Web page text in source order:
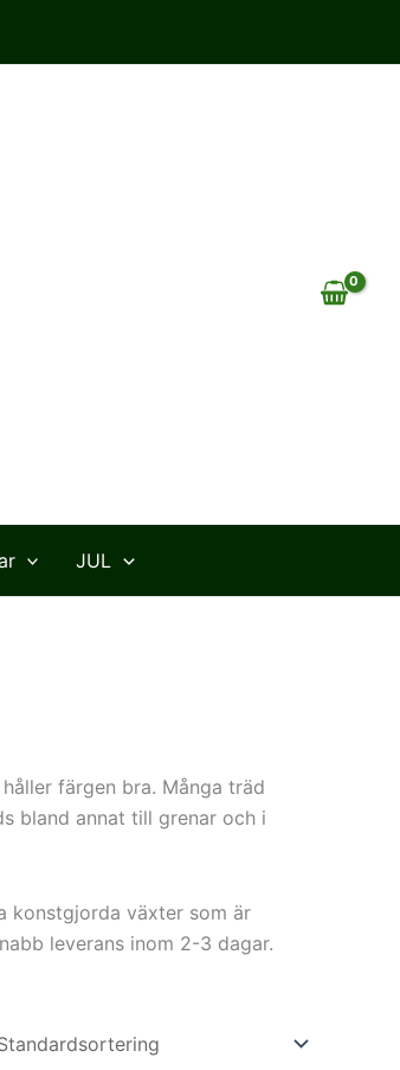
JUL
färgen bra. Många träd
bland annat till grenar och i
konstgjorda växter som är
leverans inom 2-3 dagar.